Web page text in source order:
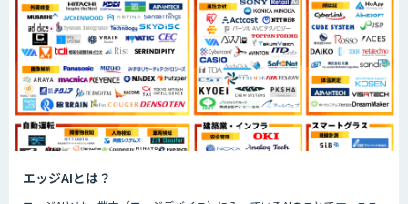
エッジAIとは？